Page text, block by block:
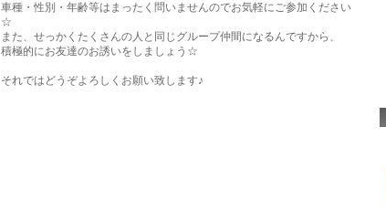
車種・性別・年齢等はまったく問いませんのでお気軽にご参加ください
☆
また、せっかくたくさんの人と同じグループ仲間になるんですから、
積極的にお友達のお誘いをしましょう☆
それではどうぞよろしくお願い致します♪